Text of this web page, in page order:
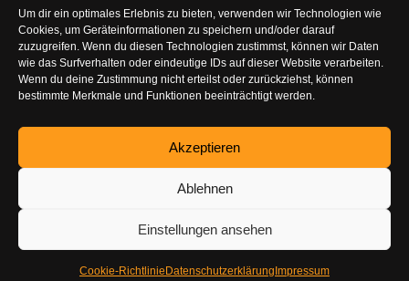
Um dir ein optimales Erlebnis zu bieten, verwenden wir Technologien wie
Cookies, um Geräteinformationen zu speichern und/oder darauf
zuzugreifen. Wenn du diesen Technologien zustimmst, können wir Daten
wie das Surfverhalten oder eindeutige IDs auf dieser Website verarbeiten.
Wenn du deine Zustimmung nicht erteilst oder zurückziehst, können
bestimmte Merkmale und Funktionen beeinträchtigt werden.
Akzeptieren
Ablehnen
Einstellungen ansehen
Cookie-Richtlinie Datenschutzerklärung Impressum
Sa. 10.00 -
14.00
So.
geschlossen
7777801
info@tuning-
vor-ort.com
DE-86179
g
Impressu
m